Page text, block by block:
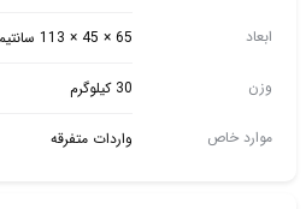
ابعاد 65 × 45 × 113 سانتیمتر
وزن 30 کیلوگرم
موارد خاص واردات متفرقه